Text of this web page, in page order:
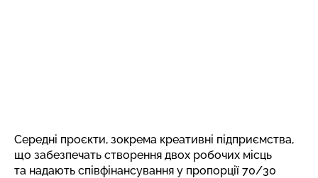
Середні проєкти, зокрема креативні підприємства,
що забезпечать створення двох робочих місць
та надають співфінансування у пропорції 70/30